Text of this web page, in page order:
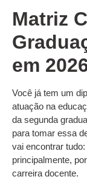
Matriz
em
Você já tem um
atuação na
da segunda
para tomar essa
vai encontrar
principalmente,
carreira docente.